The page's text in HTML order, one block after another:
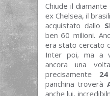
Chiude il diamante
ex Chelsea, il
acquistato dallo
ben 60 milioni.
era stato cercato
Inter poi, ma a
ancora una
precisamente
panchina troverà
anche lui,